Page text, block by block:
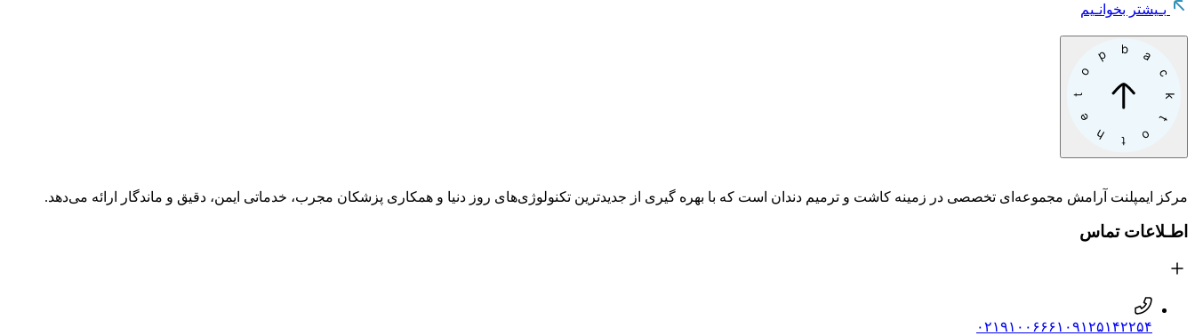
بـیشتر بخوانـیم
مرکز ایمپلنت آرامش مجموعه‌ای تخصصی در زمینه کاشت و ترمیم دندان است که با بهره گیری از جدیدترین تکنولوژی‌های روز دنیا و همکاری پزشکان مجرب، خدماتی ایمن، دقیق و ماندگار ارائه می‌دهد.
اطـلاعات تماس
۰۲۱۹۱۰۰۶۶۶۱ ۰۹۱۲۵۱۴۲۲۵۴